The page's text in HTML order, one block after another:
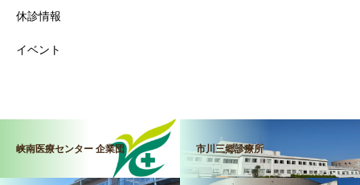
休診情報
イベント
峡南医療センター 企業団 市川三郷診療所